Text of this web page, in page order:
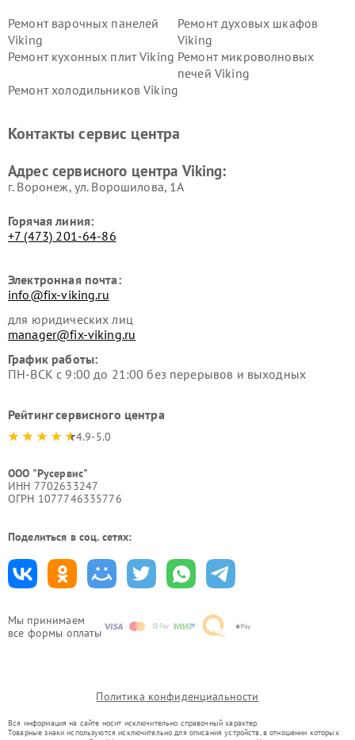
Мы принимаем
все формы оплаты
Ремонт варочных панелей
Viking
Ремонт духовых шкафов
Viking
Ремонт кухонных плит Viking Ремонт микроволновых
печей Viking
Ремонт холодильников Viking
Контакты сервис центра
Адрес сервисного центра Viking:
г. Воронеж, ул. Ворошилова, 1А
Горячая линия:
+7 (473) 201-64-86
Электронная почта:
info@fix-viking.ru
для юридических лиц
manager@fix-viking.ru
График работы:
ПН-ВСК с 9:00 до 21:00 без перерывов и выходных
Рейтинг сервисного центра
4.9-5.0
ООО "Русервис"
ИНН 7702633247
ОГРН 1077746335776
Поделиться в соц. сетях:
Политика конфиденциальности
Вся информация на сайте носит исключительно справочный характер.
Товарные знаки используются исключительно для описания устройств, в отношении которых